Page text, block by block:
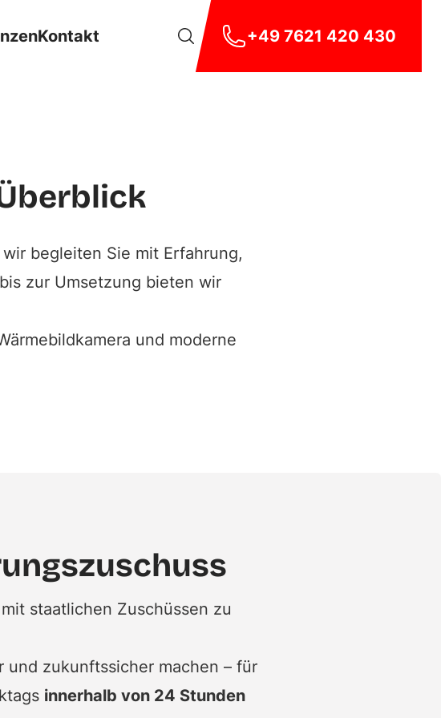
Kontakt +49 7621 420 430
Sie
begleiten Sie mit Erfahrung,
zur Umsetzung bieten wir
und moderne
staatlichen Zuschüssen zu
und zukunftssicher machen – für
innerhalb von 24 Stunden